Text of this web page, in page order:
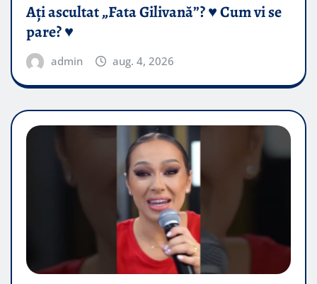
Ați ascultat „Fata Gilivană”? ♥️ Cum vi se
pare? ♥️
admin aug. 4, 2026